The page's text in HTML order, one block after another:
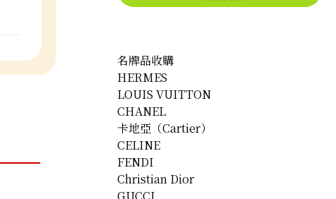
名牌品收購
HERMES
LOUIS VUITTON
CHANEL
卡地亞（Cartier）
CELINE
FENDI
Christian Dior
GUCCI